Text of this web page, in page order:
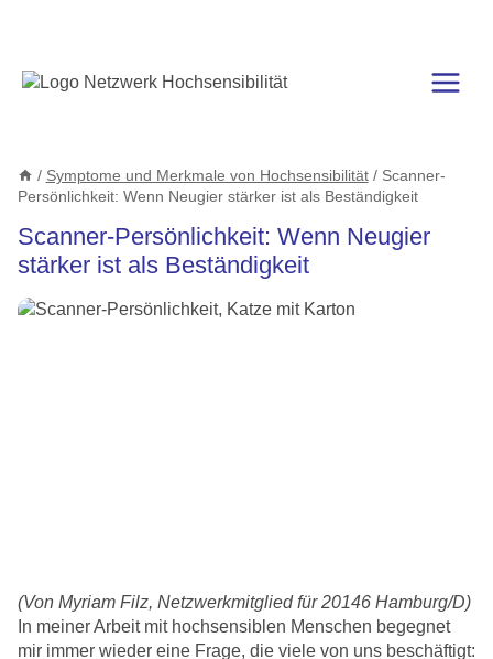
/ Symptome und Merkmale von Hochsensibilität / Scanner-
Persönlichkeit: Wenn Neugier stärker ist als Beständigkeit
Scanner-Persönlichkeit: Wenn Neugier
stärker ist als Beständigkeit
(Von Myriam Filz, Netzwerkmitglied für 20146 Hamburg/D)
In meiner Arbeit mit hochsensiblen Menschen begegnet
mir immer wieder eine Frage, die viele von uns beschäftigt: